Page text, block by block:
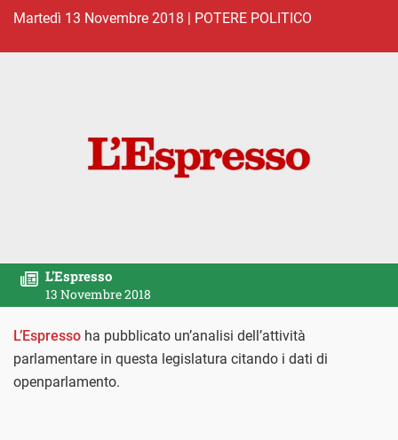
martedì 13 Novembre 2018 | POTERE POLITICO
L'Espresso
13 Novembre 2018
L’Espresso ha pubblicato un’analisi dell’attività
parlamentare in questa legislatura citando i dati di
openparlamento.